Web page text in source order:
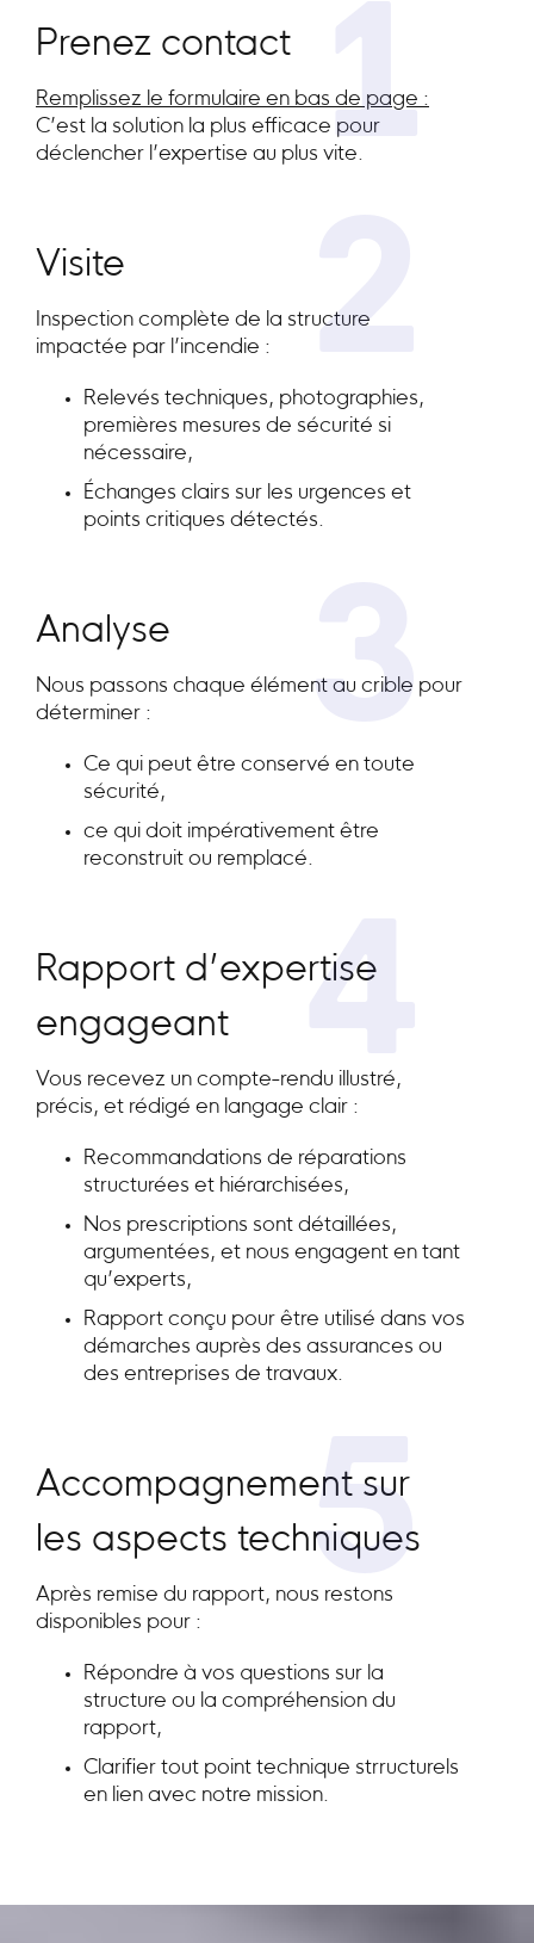
1
Prenez contact
Remplissez le formulaire en bas de page :
C’est la solution la plus efficace pour
déclencher l’expertise au plus vite.
2
Visite
Inspection complète de la structure
impactée par l’incendie :
Relevés techniques, photographies,
premières mesures de sécurité si
nécessaire,
Échanges clairs sur les urgences et
points critiques détectés.
3
Analyse
Nous passons chaque élément au crible pour
déterminer :
Ce qui peut être conservé en toute
sécurité,
ce qui doit impérativement être
reconstruit ou remplacé.
4
Rapport d’expertise
engageant
Vous recevez un compte-rendu illustré,
précis, et rédigé en langage clair :
Recommandations de réparations
structurées et hiérarchisées,
Nos prescriptions sont détaillées,
argumentées, et nous engagent en tant
qu’experts,
Rapport conçu pour être utilisé dans vos
démarches auprès des assurances ou
des entreprises de travaux.
5
Accompagnement sur
les aspects techniques
Après remise du rapport, nous restons
disponibles pour :
Répondre à vos questions sur la
structure ou la compréhension du
rapport,
Clarifier tout point technique strructurels
en lien avec notre mission.